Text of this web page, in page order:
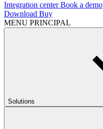
Integration centerBook a demo
Download Buy
MENU PRINCIPAL
Solutions